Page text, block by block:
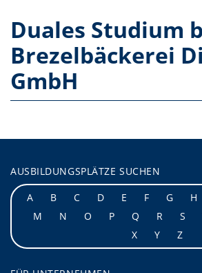
Duales Studium
Brezelbäckerei
GmbH
AUSBILDUNGSPLÄTZE SUCHEN
A
B C D E F G H
M
N O P Q R S
X
Y Z